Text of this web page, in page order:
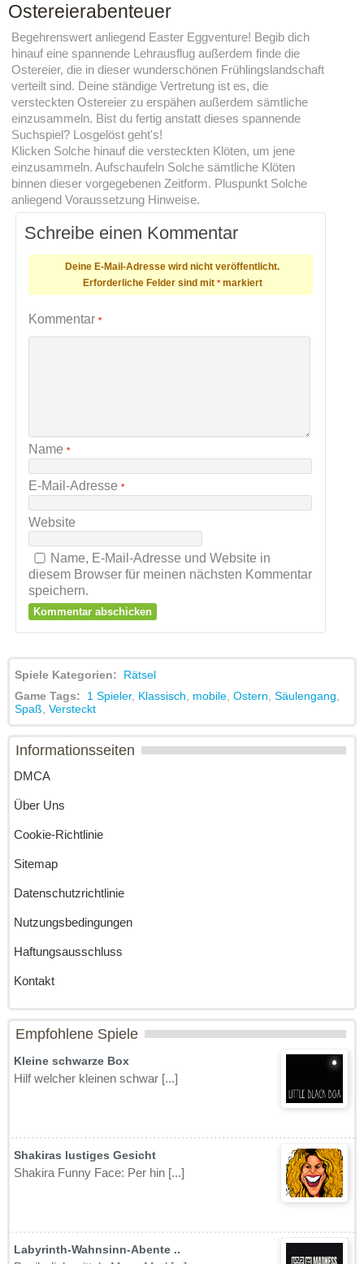
Ostereierabenteuer
Begehrenswert anliegend Easter Eggventure! Begib dich
hinauf eine spannende Lehrausflug außerdem finde die
Ostereier, die in dieser wunderschönen Frühlingslandschaft
verteilt sind. Deine ständige Vertretung ist es, die
versteckten Ostereier zu erspähen außerdem sämtliche
einzusammeln. Bist du fertig anstatt dieses spannende
Suchspiel? Losgelöst geht's!
Klicken Solche hinauf die versteckten Klöten, um jene
einzusammeln. Aufschaufeln Solche sämtliche Klöten
binnen dieser vorgegebenen Zeitform. Pluspunkt Solche
anliegend Voraussetzung Hinweise.
Schreibe einen Kommentar
Deine E-Mail-Adresse wird nicht veröffentlicht.
Erforderliche Felder sind mit *markiert
Kommentar *
Name *
E-Mail-Adresse *
Website
Name, E-Mail-Adresse und Website in
diesem Browser für meinen nächsten Kommentar
speichern.
Spiele Kategorien: Rätsel
Game Tags: 1 Spieler, Klassisch mobile, Ostern Säulengang
Spaß Versteckt
Informationsseiten
DMCA
Über Uns
Cookie-Richtlinie
Sitemap
Datenschutzrichtlinie
Nutzungsbedingungen
Haftungsausschluss
Kontakt
Empfohlene Spiele
Kleine schwarze Box
Hilf welcher kleinen schwar [...]
Shakiras lustiges Gesicht
Shakira Funny Face: Per hin [...]
Labyrinth-Wahnsinn-Abente ..